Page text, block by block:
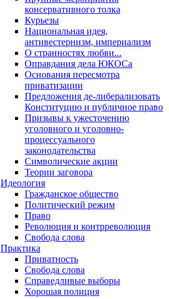
консервативного толка
Курьезы
Национальная идея,
антивестернизм, империализм
О странностях любви...
Оправдания дела ЮКОСа
Основания пересмотра
приватизации
Предложения де-либерализовать
Конституцию и публичное право
Призывы к ужесточению
уголовного и уголовно-
процессуального
законодательства
Символические акции
Теории заговора
Идеология
Гражданское общество
Политический режим
Право
Революция и контрреволюция
Свобода слова
Практика
Приватность
Свобода слова
Справедливые выборы
Хорошая полиция